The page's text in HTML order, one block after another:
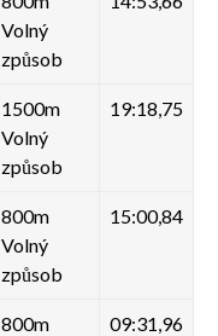
Volný
způsob
1500m
Volný
způsob
19:18,75
800m
Volný
způsob
15:00,84
800m
09:31,96